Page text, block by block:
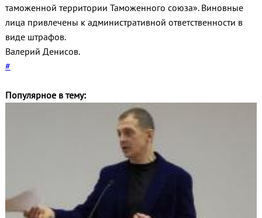
таможенной территории Таможенного союза». Виновные
лица привлечены к административной ответственности в
виде штрафов.
Валерий Денисов.
#
Популярное в тему: